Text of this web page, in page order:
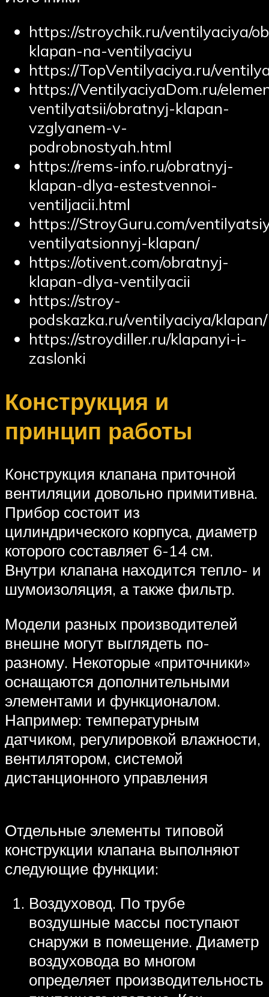
https://stroychik.ru/ventilyaciya/
klapan-na-ventilyaciyu
https://TopVentilyaciya.ru/
https://VentilyaciyaDom.ru/
ventilyatsii/obratnyj-klapan-
vzglyanem-v-
podrobnostyah.html
https://rems-info.ru/obratnyj-
klapan-dlya-estestvennoi-
ventiljacii.html
https://StroyGuru.com/
ventilyatsionnyj-klapan/
https://otivent.com/obratnyj-
klapan-dlya-ventilyacii
https://stroy-
podskazka.ru/ventilyaciya/klapan/
https://stroydiller.ru/klapanyi-i-
zaslonki
Конструкция и
принцип работы
Конструкция клапана приточной
вентиляции довольно примитивна.
Прибор состоит из
цилиндрического корпуса, диаметр
которого составляет 6-14 см.
Внутри клапана находится тепло- и
шумоизоляция, а также фильтр.
Модели разных производителей
внешне могут выглядеть по-
разному. Некоторые «приточники»
оснащаются дополнительными
элементами и функционалом.
Например: температурным
датчиком, регулировкой влажности,
вентилятором, системой
дистанционного управления
Отдельные элементы типовой
конструкции клапана выполняют
следующие функции:
Воздуховод. По трубе
воздушные массы поступают
снаружи в помещение. Диаметр
воздуховода во многом
определяет производительность